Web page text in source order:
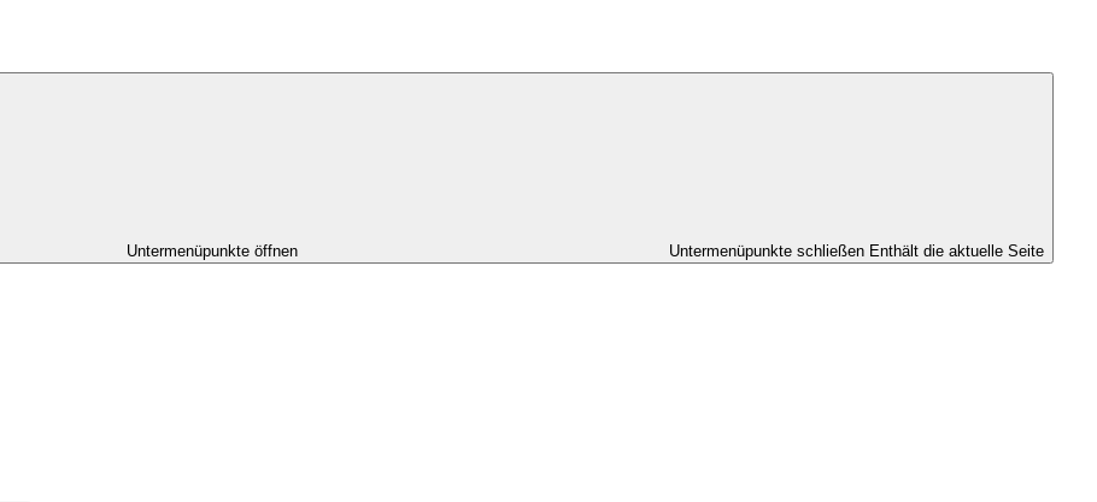
Untermenüpunkte öffnen Untermenüpunkte schließen Enthält die aktuelle Seite